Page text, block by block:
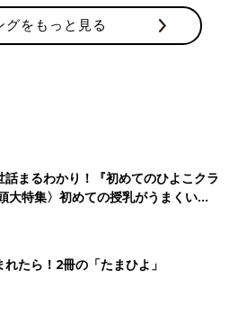
時期に何かと重宝する保冷剤は、
ゼリー飲料用ポーチ」
グをもっと見る
話まるわかり！『初めてのひよこクラ
大特集〉初めての授乳がうまくい
ミルクの基本と夏のトラブル 解決テ
たら！2冊の「たまひよ」